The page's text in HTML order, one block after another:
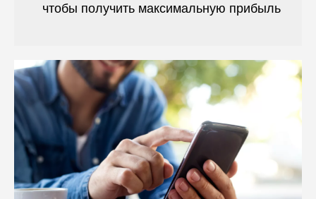
чтобы получить максимальную прибыль